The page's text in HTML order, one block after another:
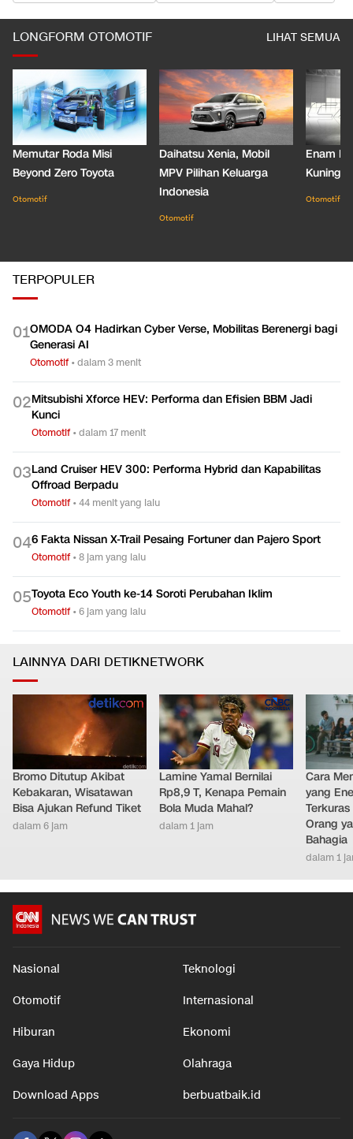
LONGFORM OTOMOTIF LIHAT SEMUA
Memutar Roda Misi
Beyond Zero Toyota
Otomotif
Daihatsu Xenia, Mobil
MPV Pilihan Keluarga
Indonesia
Otomotif
Enam
Kuning
Otomotif
TERPOPULER
01OMODA O4 Hadirkan Cyber Verse, Mobilitas Berenergi bagi
Generasi AI
Otomotif•dalam 3 menit
02Mitsubishi Xforce HEV: Performa dan Efisien BBM Jadi
Kunci
Otomotif•dalam 17 menit
03Land Cruiser HEV 300: Performa Hybrid dan Kapabilitas
Offroad Berpadu
Otomotif•44 menit yang lalu
046 Fakta Nissan X-Trail Pesaing Fortuner dan Pajero Sport
Otomotif•8 jam yang lalu
05Toyota Eco Youth ke-14 Soroti Perubahan Iklim
Otomotif•6 jam yang lalu
LAINNYA DARI DETIKNETWORK
Bromo Ditutup Akibat
Kebakaran, Wisatawan
Bisa Ajukan Refund Tiket
dalam 6 jam
Lamine Yamal Bernilai
Rp8,9 T, Kenapa Pemain
Bola Muda Mahal?
dalam 1 jam
Cara
yang
Orang
Bahagia
dalam 1
Nasional Teknologi
Otomotif Internasional
Hiburan Ekonomi
Gaya Hidup Olahraga
Download Apps berbuatbaik.id